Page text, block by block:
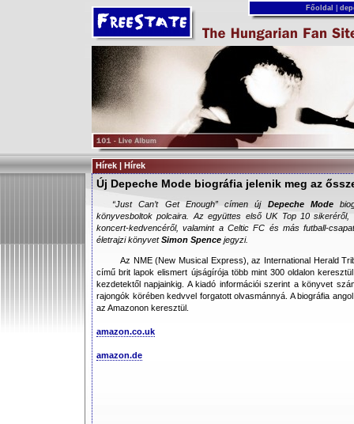
Főoldal
Hírek | Hírek
Új Depeche Mode biográfia jelenik meg az
“Just Can’t Get Enough” címen új Depeche Mode
könyvesboltok polcaira. Az együttes első UK Top 10 sikeréről,
koncert-kedvencéről, valamint a Celtic FC és más futball-
életrajzi könyvetSimon Spence jegyzi.
Az NME (New Musical Express), az International Herald
című brit lapok elismert újságírója több mint 300 oldalon
kezdetektől napjainkig. A kiadó információi szerint a könyvet
rajongók körében kedvvel forgatott olvasmánnyá. A biográfia
az Amazonon keresztül.
amazon.co.uk
amazon.de